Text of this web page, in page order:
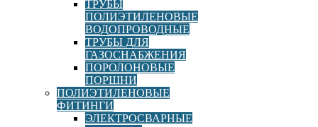
ТРУБЫ
ПОЛИЭТИЛЕНОВЫЕ
ВОДОПРОВОДНЫЕ
ТРУБЫ ДЛЯ
ГАЗОСНАБЖЕНИЯ
ПОРОЛОНОВЫЕ
ПОРШНИ
ПОЛИЭТИЛЕНОВЫЕ
ФИТИНГИ
ЭЛЕКТРОСВАРНЫЕ
Тройник ПЭ100 SDR11 d225
СПИГОТ (Полипластик)
110102225200